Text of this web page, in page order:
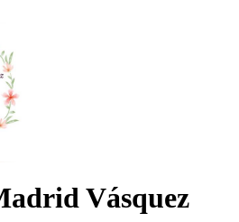
Vásquez